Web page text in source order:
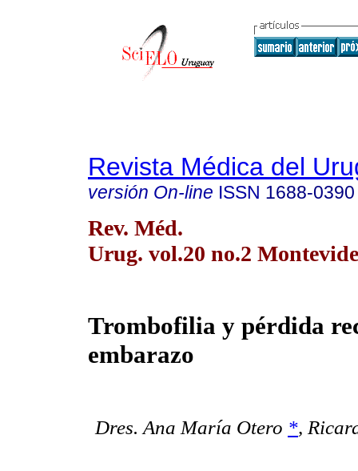
Revista Médica del
versión On-line ISSN 1688-0390
Rev. Méd.
Urug. vol.20 no.2
Trombofilia y pérdida
embarazo
Dres. Ana María Otero *,